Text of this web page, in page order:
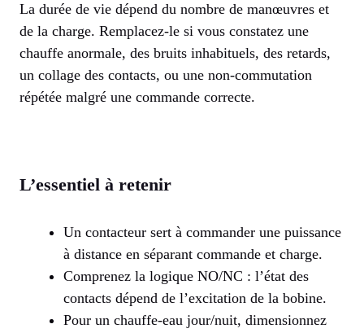
La durée de vie dépend du nombre de manœuvres et
de la charge. Remplacez-le si vous constatez une
chauffe anormale, des bruits inhabituels, des retards,
un collage des contacts, ou une non-commutation
répétée malgré une commande correcte.
L’essentiel à retenir
Un contacteur sert à commander une puissance
à distance en séparant commande et charge.
Comprenez la logique NO/NC : l’état des
contacts dépend de l’excitation de la bobine.
Pour un chauffe-eau jour/nuit, dimensionnez